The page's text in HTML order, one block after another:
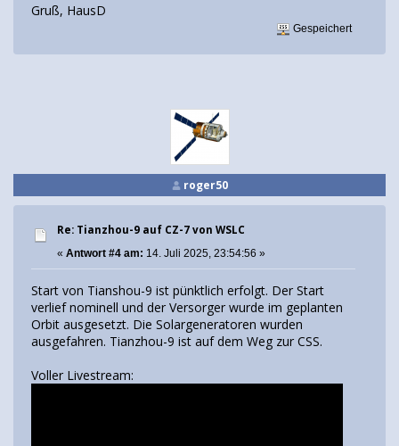
Gruß, HausD
Gespeichert
roger50
Re: Tianzhou-9 auf CZ-7 von WSLC
« Antwort #4 am: 14. Juli 2025, 23:54:56 »
Start von Tianshou-9 ist pünktlich erfolgt. Der Start
verlief nominell und der Versorger wurde im geplanten
Orbit ausgesetzt. Die Solargeneratoren wurden
ausgefahren. Tianzhou-9 ist auf dem Weg zur CSS.
Voller Livestream: